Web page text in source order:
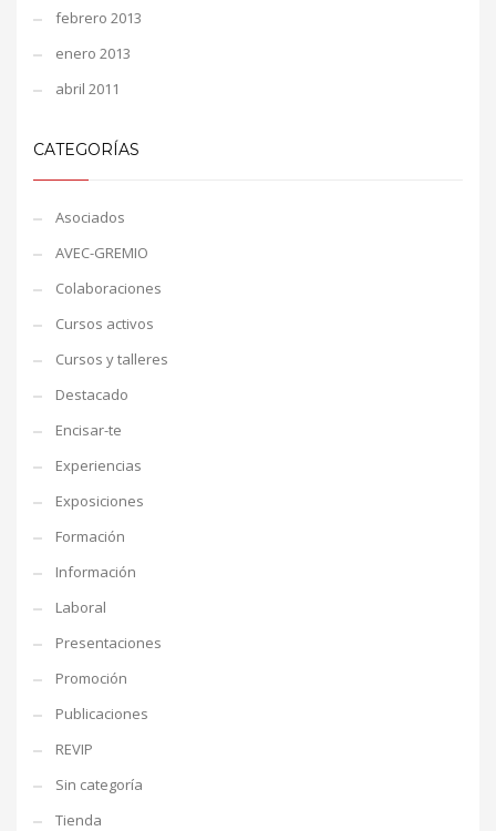
febrero 2013
enero 2013
abril 2011
CATEGORÍAS
Asociados
AVEC-GREMIO
Colaboraciones
Cursos activos
Cursos y talleres
Destacado
Encisar-te
Experiencias
Exposiciones
Formación
Información
Laboral
Presentaciones
Promoción
Publicaciones
REVIP
Sin categoría
Tienda